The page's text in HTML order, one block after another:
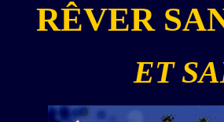
RÊVER
ET